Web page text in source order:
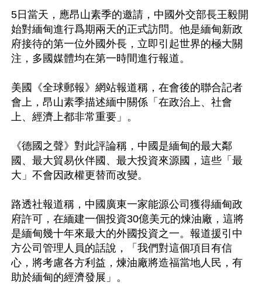
5日當天，應昂山素季的邀請，中國外交部長王毅開
始對緬甸進行爲期兩天的正式訪問。他是緬甸新政
府接待的第一位外國外長，立即引起世界的極大關
注，多國媒體均在第一時間進行報道。
美國《全球郵報》網站報道稱，在會後的聯合記者
會上，昂山素季描述緬中關係「在政治上、社會
上、經濟上都非常重要」。
《德國之聲》對此評論稱，中國是緬甸的最大鄰
國、最大貿易伙伴國、最大投資來源國，這些「最
大」不會因政權更替而改變。
路透社報道稱，中國廣東一家能源公司獲得緬甸政
府許可，在緬建一個投資30億美元的煉油廠，這將
是緬甸幾十年來最大的外國投資之一。報道援引中
方公司管理人員的話說，「我們對這個項目有信
心，將考慮各方利益，煉油廠將造福當地人民，有
助於緬甸的經濟發展」。